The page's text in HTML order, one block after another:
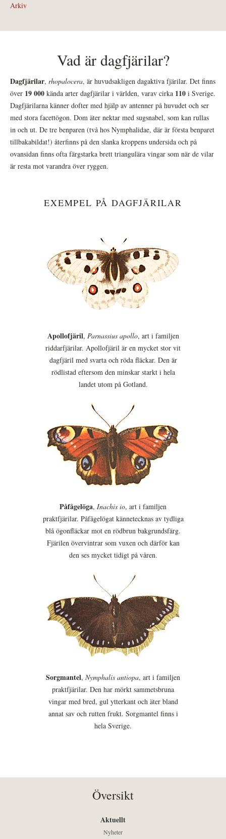
Arkiv
Vad är dagfjärilar?
Dagfjärilar, rhopalocera, är huvudsakligen dagaktiva fjärilar. Det finns
över 19 000 kända arter dagfjärilar i världen, varav cirka 110 i Sverige.
Dagfjärilarna känner dofter med hjälp av antenner på huvudet och ser
med stora facettögon. Dom äter nektar med sugsnabel, som kan rullas
in och ut. De tre benparen (två hos Nymphalidae, där är första benparet
tillbakabildat!) återfinns på den slanka kroppens undersida och på
ovansidan finns ofta färgstarka brett triangulära vingar som när de vilar
är resta mot varandra över ryggen.
EXEMPEL PÅ DAGFJÄRILAR
Apollofjäril, Parnassius apollo, art i familjen
riddarfjärilar. Apollofjäril är en mycket stor vit
dagfjäril med svarta och röda fläckar. Den är
rödlistad eftersom den minskar starkt i hela
landet utom på Gotland.
Påfågelöga, Inachis io, art i familjen
praktfjärilar. Påfågelögat kännetecknas av tydliga
blå ögonfläckar mot en rödbrun bakgrundsfärg.
Fjärilen övervintrar som vuxen och därför kan
den ses mycket tidigt på våren.
Sorgmantel, Nymphalis antiopa, art i familjen
praktfjärilar. Den har mörkt sammetsbruna
vingar med bred, gul ytterkant och äter bland
annat sav och rutten frukt. Sorgmantel finns i
hela Sverige.
Översikt
Aktuellt
Nyheter